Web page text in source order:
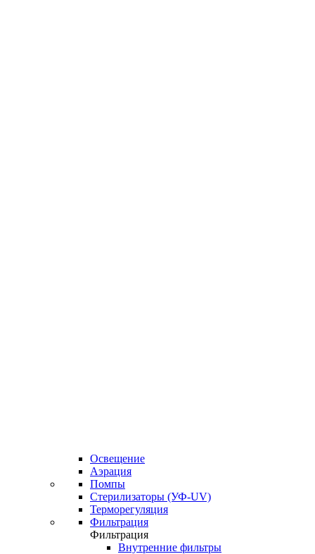
Освещение
Аэрация
Помпы
Стерилизаторы (УФ-UV)
Терморегуляция
Фильтрация
Фильтрация
Внутренние фильтры